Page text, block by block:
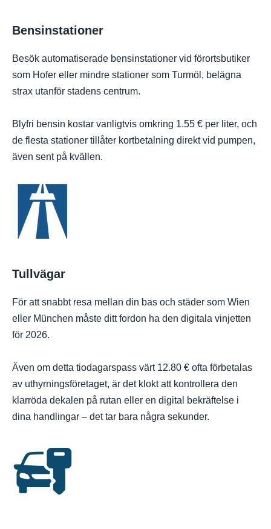
Bensinstationer
Besök automatiserade bensinstationer vid förortsbutiker
som Hofer eller mindre stationer som Turmöl, belägna
strax utanför stadens centrum.
Blyfri bensin kostar vanligtvis omkring 1.55 € per liter, och
de flesta stationer tillåter kortbetalning direkt vid pumpen,
även sent på kvällen.
Tullvägar
För att snabbt resa mellan din bas och städer som Wien
eller München måste ditt fordon ha den digitala vinjetten
för 2026.
Även om detta tiodagarspass värt 12.80 € ofta förbetalas
av uthyrningsföretaget, är det klokt att kontrollera den
klarröda dekalen på rutan eller en digital bekräftelse i
dina handlingar – det tar bara några sekunder.